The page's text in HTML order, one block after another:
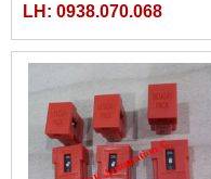
LH: 0938.070.068